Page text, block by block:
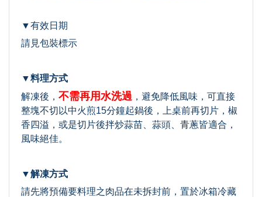
▼有效日期
請見包裝標示
▼料理方式
解凍後， 不需再用水洗過 ，避免降低風味，可直接
整塊不切以中火煎15分鐘起鍋後，上桌前再切片，椒
香四溢，或是切片後拌炒蒜苗、蒜頭、青蔥皆適合，
風味絕佳。
▼解凍方式
請先將預備要料理之肉品在未拆封前，置於冰箱冷藏